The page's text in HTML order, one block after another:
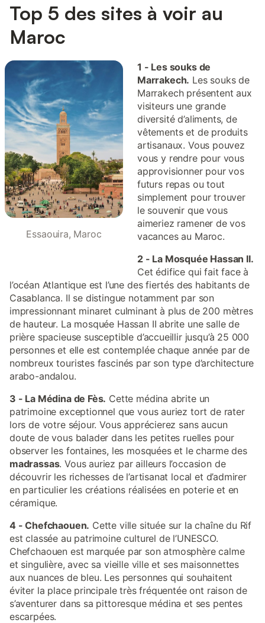
Top 5 des sites à voir au
Maroc
Essaouira, Maroc
1 - Les souks de
Marrakech. Les souks de
Marrakech présentent aux
visiteurs une grande
diversité d’aliments, de
vêtements et de produits
artisanaux. Vous pouvez
vous y rendre pour vous
approvisionner pour vos
futurs repas ou tout
simplement pour trouver
le souvenir que vous
aimeriez ramener de vos
vacances au Maroc.
2 - La Mosquée Hassan II.
Cet édifice qui fait face à
l’océan Atlantique est l’une des fiertés des habitants de
Casablanca. Il se distingue notamment par son
impressionnant minaret culminant à plus de 200 mètres
de hauteur. La mosquée Hassan II abrite une salle de
prière spacieuse susceptible d’accueillir jusqu’à 25 000
personnes et elle est contemplée chaque année par de
nombreux touristes fascinés par son type d’architecture
arabo-andalou.
3 - La Médina de Fès. Cette médina abrite un
patrimoine exceptionnel que vous auriez tort de rater
lors de votre séjour. Vous apprécierez sans aucun
doute de vous balader dans les petites ruelles pour
observer les fontaines, les mosquées et le charme des
madrassas. Vous auriez par ailleurs l’occasion de
découvrir les richesses de l’artisanat local et d’admirer
en particulier les créations réalisées en poterie et en
céramique.
4 - Chefchaouen. Cette ville située sur la chaîne du Rif
est classée au patrimoine culturel de l’UNESCO.
Chefchaouen est marquée par son atmosphère calme
et singulière, avec sa vieille ville et ses maisonnettes
aux nuances de bleu. Les personnes qui souhaitent
éviter la place principale très fréquentée ont raison de
s’aventurer dans sa pittoresque médina et ses pentes
escarpées.